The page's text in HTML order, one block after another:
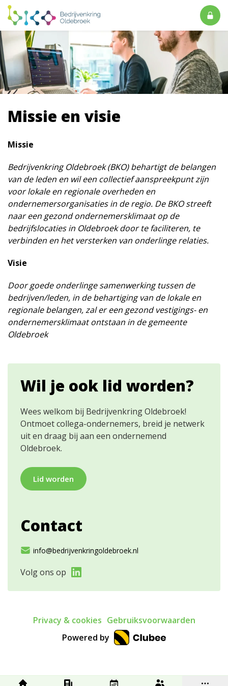
Missie en visie
Missie
Bedrijvenkring Oldebroek (BKO) behartigt de belangen
van de leden en wil een collectief aanspreekpunt zijn
voor lokale en regionale overheden en
ondernemersorganisaties in de regio. De BKO streeft
naar een gezond ondernemersklimaat op de
bedrijfslocaties in Oldebroek door te faciliteren, te
verbinden en het versterken van onderlinge relaties.
Visie
Door goede onderlinge samenwerking tussen de
bedrijven/leden, in de behartiging van de lokale en
regionale belangen, zal er een gezond vestigings- en
ondernemersklimaat ontstaan in de gemeente
Oldebroek
Wil je ook lid worden?
Wees welkom bij Bedrijvenkring Oldebroek!
Ontmoet collega-ondernemers, breid je netwerk
uit en draag bij aan een ondernemend
Oldebroek.
Lid worden
Contact
info@bedrijvenkringoldebroek.nl
Volg ons op
Privacy & cookies Gebruiksvoorwaarden
Powered by